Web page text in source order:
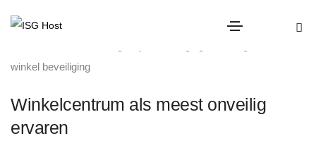
winkel beveiliging
Winkelcentrum als meest onveilig
ervaren